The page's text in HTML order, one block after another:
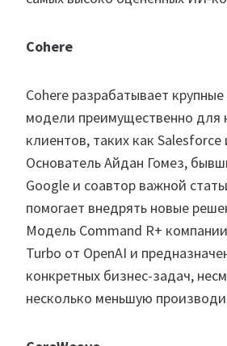
Cohere
Cohere разрабатывает
модели преимущественно для
клиентов, таких как Salesforce
Основатель Айдан Гомез,
Google и соавтор важной
помогает внедрять новые
Модель Command R+
Turbo от OpenAI и
конкретных бизнес-задач,
несколько меньшую